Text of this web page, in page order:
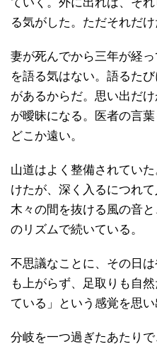
る気がした。ただそれだけ
妻が死んでから三年が経
を語る気はない。語るた
があるからだ。思い出だ
が曖昧になる。医者の言
どこか遠い。
山道はよく整備されてい
けたが、深く入るにつれ
木々の間を抜ける風の音
のリズムで続いている。
不思議なことに、その日
も上がらず、足取りも自
ている」という感覚を思い
分岐を一つ過ぎたあたり